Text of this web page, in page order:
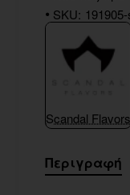
SKU:
Scandal Flavors
Περιγραφή